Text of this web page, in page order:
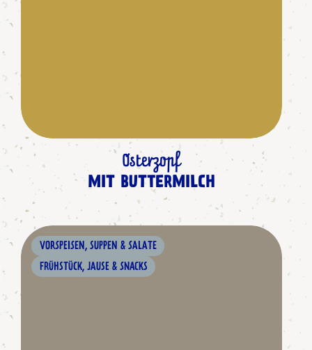
Osterzopf
MIT BUTTERMILCH
VORSPEISEN, SUPPEN & SALATE
FRÜHSTÜCK, JAUSE & SNACKS